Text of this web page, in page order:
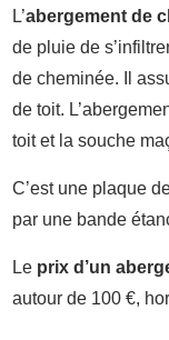
L’abergement de
de pluie de
de cheminée. Il
de toit.
toit et la souche
C’est une plaque
par une bande
Le prix d’un
autour de 100 €,